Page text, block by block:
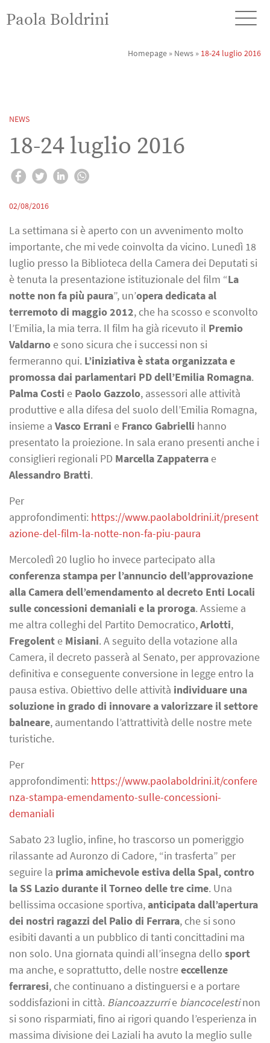
Paola Boldrini
Homepage » News » 18-24 luglio 2016
NEWS
18-24 luglio 2016
02/08/2016
La settimana si è aperto con un avvenimento molto
importante, che mi vede coinvolta da vicino. Lunedì 18
luglio presso la Biblioteca della Camera dei Deputati si
è tenuta la presentazione istituzionale del film “La
notte non fa più paura”, un’opera dedicata al
terremoto di maggio 2012, che ha scosso e sconvolto
l’Emilia, la mia terra. Il film ha già ricevuto il Premio
Valdarno e sono sicura che i successi non si
fermeranno qui. L’iniziativa è stata organizzata e
promossa dai parlamentari PD dell’Emilia Romagna.
Palma Costi e Paolo Gazzolo, assessori alle attività
produttive e alla difesa del suolo dell’Emilia Romagna,
insieme a Vasco Errani e Franco Gabrielli hanno
presentato la proiezione. In sala erano presenti anche i
consiglieri regionali PD Marcella Zappaterra e
Alessandro Bratti.
Per
approfondimenti: https://www.paolaboldrini.it/present
azione-del-film-la-notte-non-fa-piu-paura
Mercoledì 20 luglio ho invece partecipato alla
conferenza stampa per l’annuncio dell’approvazione
alla Camera dell’emendamento al decreto Enti Locali
sulle concessioni demaniali e la proroga. Assieme a
me altra colleghi del Partito Democratico,Arlotti,
Fregolent e Misiani. A seguito della votazione alla
Camera, il decreto passerà al Senato, per approvazione
definitiva e conseguente conversione in legge entro la
pausa estiva. Obiettivo delle attività individuare una
soluzione in grado di innovare a valorizzare il settore
balneare, aumentando l’attrattività delle nostre mete
turistiche.
Per
approfondimenti: https://www.paolaboldrini.it/confere
nza-stampa-emendamento-sulle-concessioni-
demaniali
Sabato 23 luglio, infine, ho trascorso un pomeriggio
rilassante ad Auronzo di Cadore, “in trasferta” per
seguire la prima amichevole estiva della Spal, contro
la SS Lazio durante il Torneo delle tre cime. Una
bellissima occasione sportiva,anticipata dall’apertura
dei nostri ragazzi del Palio di Ferrara, che si sono
esibiti davanti a un pubblico di tanti concittadini ma
non solo. Una giornata quindi all’insegna dello sport
ma anche, e soprattutto, delle nostreeccellenze
ferraresi, che continuano a distinguersi e a portare
soddisfazioni in città. Biancoazzurrie biancocelestinon
si sono risparmiati, fino ai rigori quando l’esperienza in
massima divisione dei Laziali ha avuto la meglio sulle